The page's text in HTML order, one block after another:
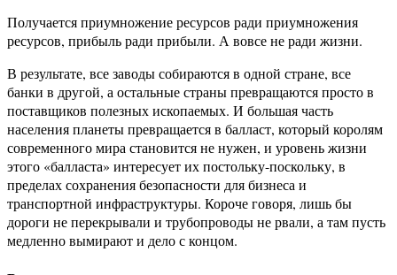
Получается приумножение ресурсов ради приумножения
ресурсов, прибыль ради прибыли. А вовсе не ради жизни.
В результате, все заводы собираются в одной стране, все
банки в другой, а остальные страны превращаются просто в
поставщиков полезных ископаемых. И большая часть
населения планеты превращается в балласт, который королям
современного мира становится не нужен, и уровень жизни
этого «балласта» интересует их постольку-поскольку, в
пределах сохранения безопасности для бизнеса и
транспортной инфраструктуры. Короче говоря, лишь бы
дороги не перекрывали и трубопроводы не рвали, а там пусть
медленно вымирают и дело с концом.